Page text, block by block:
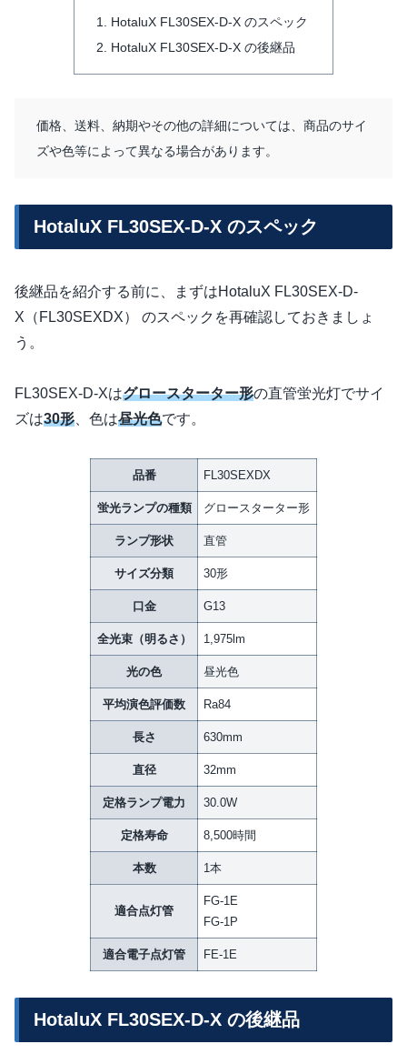
HotaluX FL30SEX-D-X のスペック
HotaluX FL30SEX-D-X の後継品
価格、送料、納期やその他の詳細については、商品のサイ
ズや色等によって異なる場合があります。
HotaluX FL30SEX-D-X のスペック
後継品を紹介する前に、まずはHotaluX FL30SEX-D-
X（FL30SEXDX） のスペックを再確認しておきましょ
う。
FL30SEX-D-Xはグロースターター形の直管蛍光灯でサイ
ズは30形 、色は昼光色です。
品番 FL30SEXDX
蛍光ランプの種類 グロースターター形
ランプ形状 直管
サイズ分類 30形
口金 G13
全光束（明るさ） 1,975lm
光の色 昼光色
平均演色評価数 Ra84
長さ 630mm
直径 32mm
定格ランプ電力 30.0W
定格寿命 8,500時間
本数 1本
適合点灯管
FG-1E
FG-1P
適合電子点灯管 FE-1E
HotaluX FL30SEX-D-X の後継品